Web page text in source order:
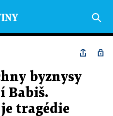
byznysy
Babiš.
tragédie